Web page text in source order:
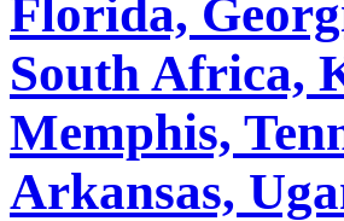
Florida,
South Africa,
Memphis,
Arkansas,